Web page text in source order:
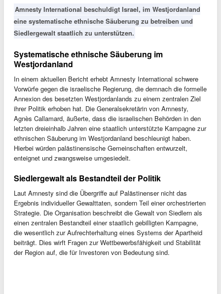
Amnesty International beschuldigt Israel, im Westjordanland
eine systematische ethnische Säuberung zu betreiben und
Siedlergewalt staatlich zu unterstützen.
Systematische ethnische Säuberung im
Westjordanland
In einem aktuellen Bericht erhebt Amnesty International schwere
Vorwürfe gegen die israelische Regierung, die demnach die formelle
Annexion des besetzten Westjordanlands zu einem zentralen Ziel
ihrer Politik erhoben hat. Die Generalsekretärin von Amnesty,
Agnès Callamard, äußerte, dass die israelischen Behörden in den
letzten dreieinhalb Jahren eine staatlich unterstützte Kampagne zur
ethnischen Säuberung im Westjordanland beschleunigt haben.
Hierbei würden palästinensische Gemeinschaften entwurzelt,
enteignet und zwangsweise umgesiedelt.
Siedlergewalt als Bestandteil der Politik
Laut Amnesty sind die Übergriffe auf Palästinenser nicht das
Ergebnis individueller Gewalttaten, sondern Teil einer orchestrierten
Strategie. Die Organisation beschreibt die Gewalt von Siedlern als
einen zentralen Bestandteil einer staatlich gebilligten Kampagne,
die wesentlich zur Aufrechterhaltung eines Systems der Apartheid
beiträgt. Dies wirft Fragen zur Wettbewerbsfähigkeit und Stabilität
der Region auf, die für Investoren von Bedeutung sind.